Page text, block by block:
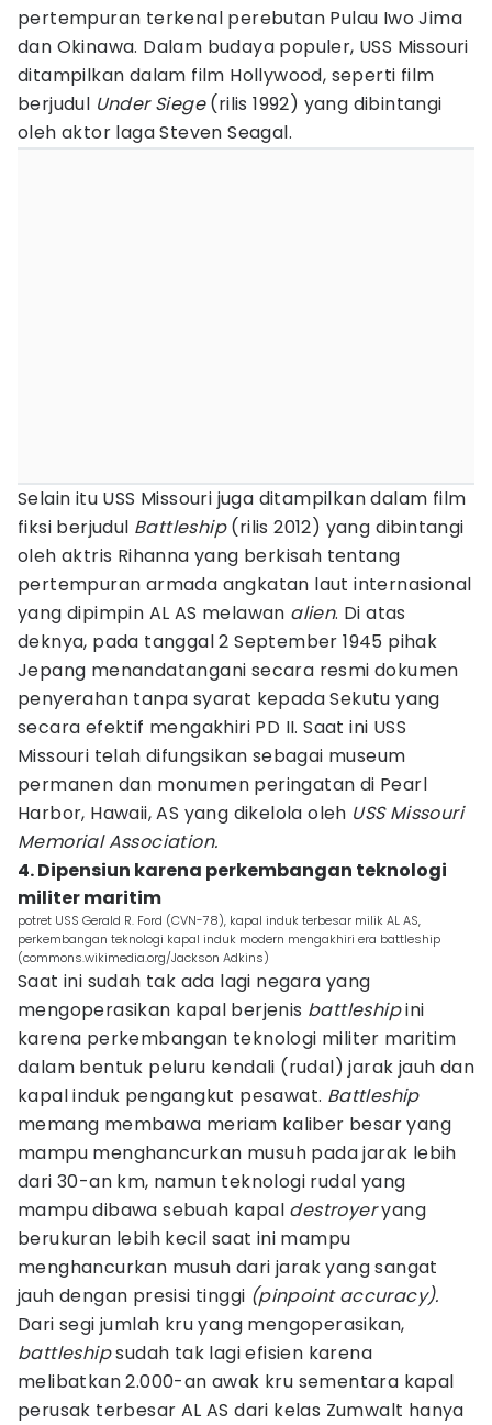
pertempuran terkenal perebutan Pulau Iwo Jima
dan Okinawa. Dalam budaya populer, USS Missouri
ditampilkan dalam film Hollywood, seperti film
berjudul Under Siege(rilis 1992) yang dibintangi
oleh aktor laga Steven Seagal.
Selain itu USS Missouri juga ditampilkan dalam film
fiksi berjudul Battleship(rilis 2012) yang dibintangi
oleh aktris Rihanna yang berkisah tentang
pertempuran armada angkatan laut internasional
yang dipimpin AL AS melawan alien. Di atas
deknya, pada tanggal 2 September 1945 pihak
Jepang menandatangani secara resmi dokumen
penyerahan tanpa syarat kepada Sekutu yang
secara efektif mengakhiri PD II. Saat ini USS
Missouri telah difungsikan sebagai museum
permanen dan monumen peringatan di Pearl
Harbor, Hawaii, AS yang dikelola oleh USS Missouri
Memorial Association.
4. Dipensiun karena perkembangan teknologi
militer maritim
potret USS Gerald R. Ford (CVN-78), kapal induk terbesar milik AL AS,
perkembangan teknologi kapal induk modern mengakhiri era battleship
(commons.wikimedia.org/Jackson Adkins)
Saat ini sudah tak ada lagi negara yang
mengoperasikan kapal berjenis battleshipini
karena perkembangan teknologi militer maritim
dalam bentuk peluru kendali (rudal) jarak jauh dan
kapal induk pengangkut pesawat. Battleship
memang membawa meriam kaliber besar yang
mampu menghancurkan musuh pada jarak lebih
dari 30-an km, namun teknologi rudal yang
mampu dibawa sebuah kapal destroyeryang
berukuran lebih kecil saat ini mampu
menghancurkan musuh dari jarak yang sangat
jauh dengan presisi tinggi (pinpoint accuracy).
Dari segi jumlah kru yang mengoperasikan,
battleshipsudah tak lagi efisien karena
melibatkan 2.000-an awak kru sementara kapal
perusak terbesar AL AS dari kelas Zumwalt hanya